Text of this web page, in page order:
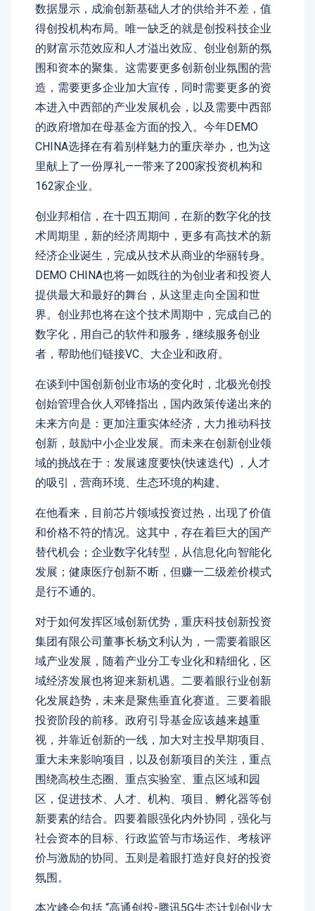
数据显示，成渝创新基础人才的供给并不差，值
得创投机构布局。唯一缺乏的就是创投科技企业
的财富示范效应和人才溢出效应、创业创新的氛
围和资本的聚集。这需要更多创新创业氛围的营
造，需要更多企业加大宣传，同时需要更多的资
本进入中西部的产业发展机会，以及需要中西部
的政府增加在母基金方面的投入。今年DEMO
CHINA选择在有着别样魅力的重庆举办，也为这
里献上了一份厚礼——带来了200家投资机构和
162家企业。
创业邦相信，在十四五期间，在新的数字化的技
术周期里，新的经济周期中，更多有高技术的新
经济企业诞生，完成从技术从商业的华丽转身。
DEMO CHINA也将一如既往的为创业者和投资人
提供最大和最好的舞台，从这里走向全国和世
界。创业邦也将在这个技术周期中，完成自己的
数字化，用自己的软件和服务，继续服务创业
者，帮助他们链接VC、大企业和政府。
在谈到中国创新创业市场的变化时，北极光创投
创始管理合伙人邓锋指出，国内政策传递出来的
未来方向是：更加注重实体经济，大力推动科技
创新，鼓励中小企业发展。而未来在创新创业领
域的挑战在于：发展速度要快(快速迭代) ，人才
的吸引，营商环境、生态环境的构建。
在他看来，目前芯片领域投资过热，出现了价值
和价格不符的情况。这其中，存在着巨大的国产
替代机会；企业数字化转型，从信息化向智能化
发展；健康医疗创新不断，但赚一二级差价模式
是行不通的。
对于如何发挥区域创新优势，重庆科技创新投资
集团有限公司董事长杨文利认为，一需要着眼区
域产业发展，随着产业分工专业化和精细化，区
域经济发展也将迎来新机遇。二要着眼行业创新
化发展趋势，未来是聚焦垂直化赛道。三要着眼
投资阶段的前移。政府引导基金应该越来越重
视，并靠近创新的一线，加大对主投早期项目、
重大未来影响项目，以及创新项目的关注，重点
围绕高校生态圈、重点实验室、重点区域和园
区，促进技术、人才、机构、项目、孵化器等创
新要素的结合。四要着眼强化内外协同，强化与
社会资本的目标、行政监管与市场运作、考核评
价与激励的协同。五则是着眼打造好良好的投资
氛围。
本次峰会包括 “高通创投-腾讯5G生态计划创业大